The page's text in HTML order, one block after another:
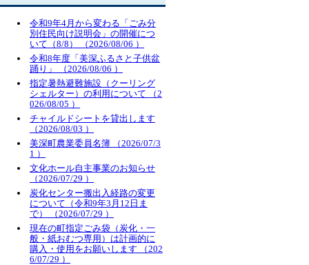
令和9年4月から変わる「ごみ分
別住民向け説明会」の開催につ
いて（8/8）
（2026/08/06 ）
令和8年度「美深ふるさと子供盆
踊り」
（2026/08/06 ）
指定暑熱避難施設（クーリング
シェルター）の利用について
（2
026/08/05 ）
チャイルドシートを貸出します
（2026/08/03 ）
美深町農業委員名簿
（2026/07/3
1 ）
文化ホール自主事業のお知らせ
（2026/07/29 ）
炭化センター搬出入経路の変更
について（令和9年3月12日ま
で）
（2026/07/29 ）
現在の町指定ごみ袋（炭化・一
般・紙おむつ専用）は計画的に
購入・使用をお願いします
（202
6/07/29 ）